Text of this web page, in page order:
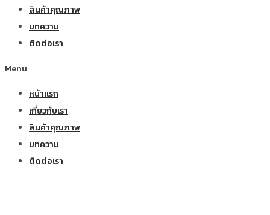
สินค้าคุณภาพ
บทความ
ติดต่อเรา
Menu
หน้าแรก
เกี่ยวกับเรา
สินค้าคุณภาพ
บทความ
ติดต่อเรา